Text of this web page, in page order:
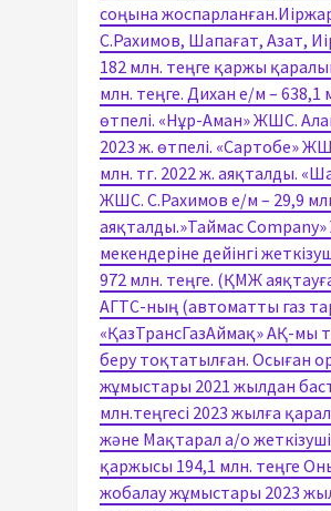
соңына
С.Рахимов, Шапағат, Азат,
182 млн. теңге қаржы
млн. теңге. Дихан е/м – 638,1
өтпелі. «Нұр-Аман» ЖШС.
2023 ж. өтпелі. «Сартобе»
млн. тг. 2022 ж. аяқталды.
ЖШС. С.Рахимов е/м – 29,9
аяқталды.»Таймас
мекендеріне дейінгі
972 млн. теңге. (ҚМЖ
АГТС-ның (автоматты газ
«ҚазТрансГазАймақ» АҚ-мы
беру тоқтатылған. Осыған
жұмыстары 2021 жылдан
млн.теңгесі 2023 жылға
және Мақтарал а/о
қаржысы 194,1 млн. теңге
жобалау жұмыстары 2023